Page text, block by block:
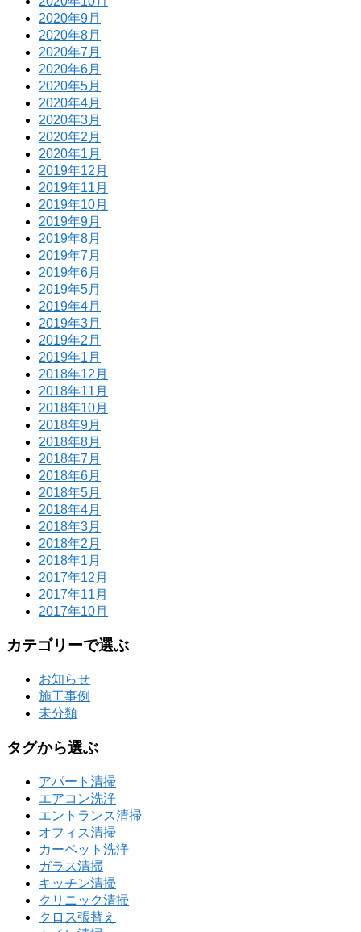
2020年9月
2020年8月
2020年7月
2020年6月
2020年5月
2020年4月
2020年3月
2020年2月
2020年1月
2019年12月
2019年11月
2019年10月
2019年9月
2019年8月
2019年7月
2019年6月
2019年5月
2019年4月
2019年3月
2019年2月
2019年1月
2018年12月
2018年11月
2018年10月
2018年9月
2018年8月
2018年7月
2018年6月
2018年5月
2018年4月
2018年3月
2018年2月
2018年1月
2017年12月
2017年11月
2017年10月
カテゴリーで選ぶ
お知らせ
施工事例
未分類
タグから選ぶ
アパート清掃
エアコン洗浄
エントランス清掃
オフィス清掃
カーペット洗浄
ガラス清掃
キッチン清掃
クリニック清掃
クロス張替え